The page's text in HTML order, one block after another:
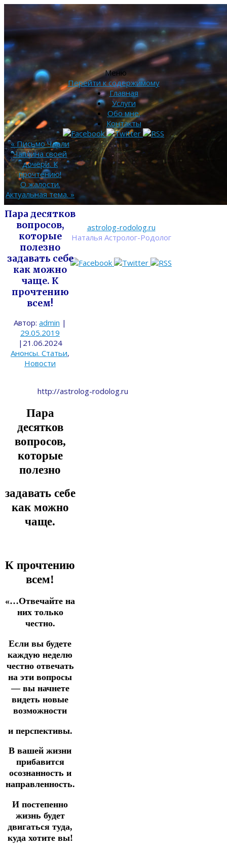
astrolog-rodolog.ru
Наталья Астролог-Родолог
Меню
Перейти к содержимому
Главная
Услуги
Обо мне.
Контакты
« Письмо Чарли
Чаплина своей
дочери. К
прочтению!
О жалости.
Актуальная тема. »
Пара десятков
вопросов,
которые
полезно
задавать себе
как можно
чаще. К
прочтению
всем!
Автор: admin |
29.05.2019
| 21.06.2024
Анонсы. Статьи,
Новости
http://astrolog-rodolog.ru
Пара
десятков
вопросов,
которые
полезно
задавать себе
как можно
чаще.
К прочтению
всем!
«…Отвечайте на
них только
честно.
Если вы будете
каждую неделю
честно отвечать
на эти вопросы
— вы начнете
видеть новые
возможности
и перспективы.
В вашей жизни
прибавится
осознанность и
направленность.
И постепенно
жизнь будет
двигаться туда,
куда хотите вы!